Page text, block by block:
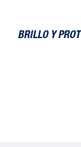
BRILLO Y